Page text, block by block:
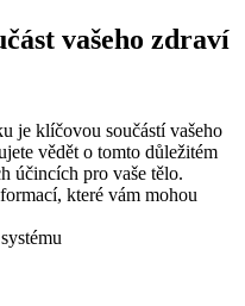
vašeho zdraví
je klíčovou součástí vašeho
vědět o tomto důležitém
účincích pro vaše tělo.
které vám mohou